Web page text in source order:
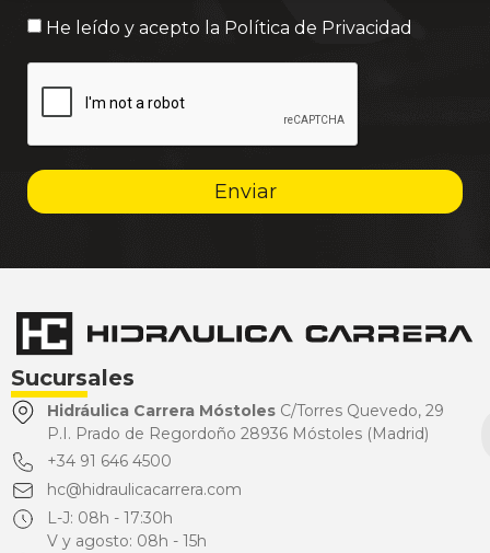
He leído y acepto la Política de Privacidad
Enviar
Sucursales
Hidráulica Carrera MóstolesC/Torres Quevedo, 29
P.I. Prado de Regordoño 28936 Móstoles (Madrid)
+34 91 646 4500
hc@hidraulicacarrera.com
L-J: 08h - 17:30h
V y agosto: 08h - 15h